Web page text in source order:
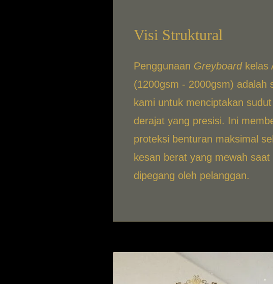
Visi Struktural
Penggunaan Greyboardkelas
(1200gsm - 2000gsm) adalah
kami untuk menciptakan
derajat yang presisi. Ini
proteksi benturan maksimal
kesan berat yang mewah saat
dipegang oleh pelanggan.